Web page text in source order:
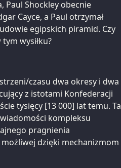
Paul Shockley obecnie
Cayce, a Paul otrzymał
egipskich piramid. Czy
wysiłku?
czasu dwa okresy i dwa
z istotami Konfederacji
tysięcy [13 000] lat temu. Ta
kompleksu
pragnienia
dzięki mechanizmom